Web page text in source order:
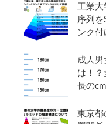
工業
序列
ンク付
成人
は！
長の
東京都